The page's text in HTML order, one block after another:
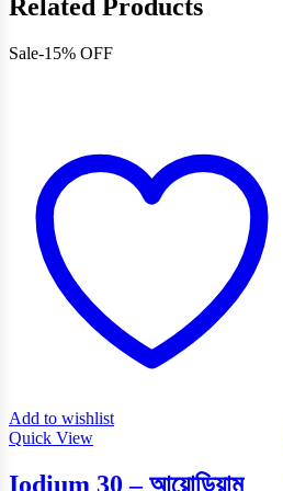
Related Products
Sale-15% OFF
Add to wishlist
Quick View
Iodium 30 – আয়োডিয়াম